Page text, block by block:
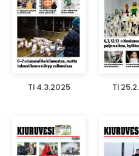
TI 4.3.2025 TI